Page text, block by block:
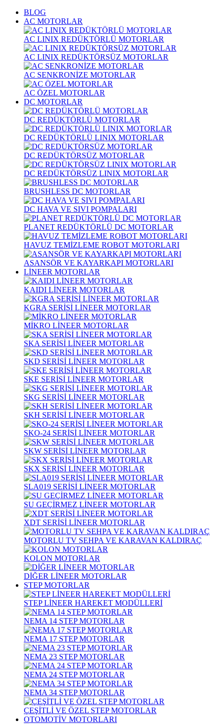
BLOG
AC MOTORLAR
AC LINIX REDÜKTÖRLÜ MOTORLAR
AC LINIX REDÜKTÖRSÜZ MOTORLAR
AC SENKRONİZE MOTORLAR
AC ÖZEL MOTORLAR
DC MOTORLAR
DC REDÜKTÖRLÜ MOTORLAR
DC REDÜKTÖRLÜ LINIX MOTORLAR
DC REDÜKTÖRSÜZ MOTORLAR
DC REDÜKTÖRSÜZ LINIX MOTORLAR
BRUSHLESS DC MOTORLAR
DC HAVA VE SIVI POMPALARI
PLANET REDÜKTÖRLÜ DC MOTORLAR
HAVUZ TEMİZLEME ROBOT MOTORLARI
ASANSÖR VE KAYARKAPI MOTORLARI
LİNEER MOTORLAR
KAIDI LİNEER MOTORLAR
KGRA SERİSİ LİNEER MOTORLAR
MİKRO LİNEER MOTORLAR
SKA SERİSİ LİNEER MOTORLAR
SKD SERİSİ LİNEER MOTORLAR
SKE SERİSİ LİNEER MOTORLAR
SKG SERİSİ LİNEER MOTORLAR
SKH SERİSİ LİNEER MOTORLAR
SKO-24 SERİSİ LİNEER MOTORLAR
SKW SERİSİ LİNEER MOTORLAR
SKX SERİSİ LİNEER MOTORLAR
SLA019 SERİSİ LİNEER MOTORLAR
SU GEÇİRMEZ LİNEER MOTORLAR
XDT SERİSİ LİNEER MOTORLAR
MOTORLU TV SEHPA VE KARAVAN KALDIRAÇ
KOLON MOTORLAR
DİĞER LİNEER MOTORLAR
STEP MOTORLAR
STEP LİNEER HAREKET MODÜLLERİ
NEMA 14 STEP MOTORLAR
NEMA 17 STEP MOTORLAR
NEMA 23 STEP MOTORLAR
NEMA 24 STEP MOTORLAR
NEMA 34 STEP MOTORLAR
ÇEŞİTLİ VE ÖZEL STEP MOTORLAR
OTOMOTİV MOTORLARI